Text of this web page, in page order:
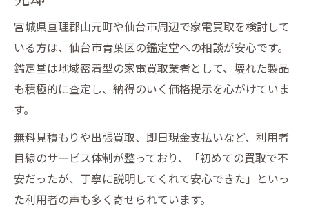
宮城県亘理郡山元町や仙台市周辺で家電買取を検討して
いる方は、仙台市青葉区の鑑定堂への相談が安心です。
鑑定堂は地域密着型の家電買取業者として、壊れた製品
も積極的に査定し、納得のいく価格提示を心がけていま
す。
無料見積もりや出張買取、即日現金支払いなど、利用者
目線のサービス体制が整っており、「初めての買取で不
安だったが、丁寧に説明してくれて安心できた」といっ
た利用者の声も多く寄せられています。